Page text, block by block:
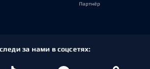
Партнёр
за нами в соцсетях: